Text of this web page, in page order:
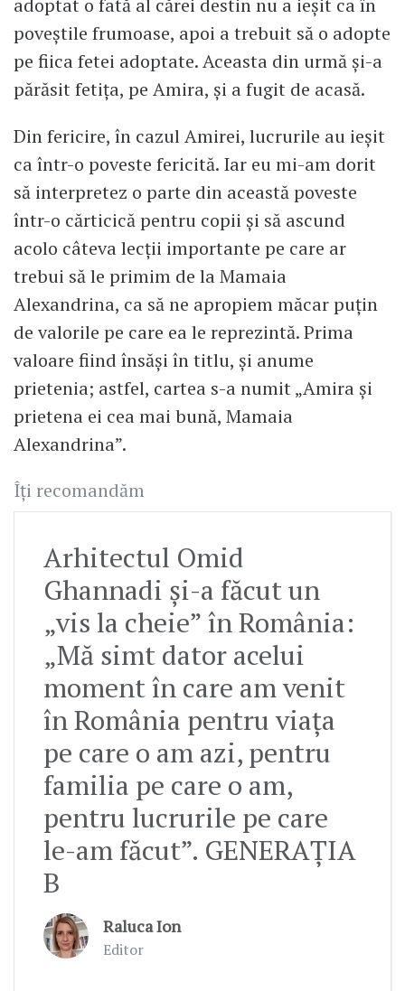
poveștile frumoase, apoi a trebuit să o adopte
pe fiica fetei adoptate. Aceasta din urmă și-a
părăsit fetița, pe Amira, și a fugit de acasă.
Din fericire, în cazul Amirei, lucrurile au ieșit
ca într-o poveste fericită. Iar eu mi-am dorit
să interpretez o parte din această poveste
într-o cărticică pentru copii și să ascund
acolo câteva lecții importante pe care ar
trebui să le primim de la Mamaia
Alexandrina, ca să ne apropiem măcar puțin
de valorile pe care ea le reprezintă. Prima
valoare fiind însăși în titlu, și anume
prietenia; astfel, cartea s-a numit „Amira și
prietena ei cea mai bună, Mamaia
Alexandrina”.
Îți recomandăm
Arhitectul Omid
Ghannadi și-a făcut un
„vis la cheie” în România:
„Mă simt dator acelui
moment în care am venit
în România pentru viața
pe care o am azi, pentru
familia pe care o am,
pentru lucrurile pe care
le-am făcut”. GENERAȚIA
B
Raluca Ion
Editor